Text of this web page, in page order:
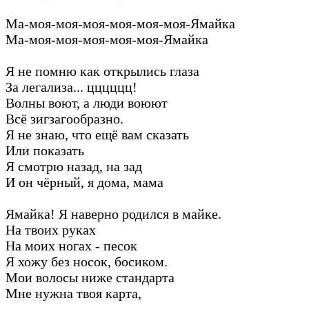
Ма-моя-моя-моя-моя-моя-моя-Ямайка
Ма-моя-моя-моя-моя-моя-Ямайка
Я не помню как открылись глаза
За легализа... цццццц!
Волны воют, а люди воюют
Всё зигзагообразно.
Я не знаю, что ещё вам сказать
Или показать
Я смотрю назад, на зад
И он чёрный, я дома, мама
Ямайка! Я наверно родился в майке.
На твоих руках
На моих ногах - песок
Я хожу без носок, босиком.
Мои волосы ниже стандарта
Мне нужна твоя карта,